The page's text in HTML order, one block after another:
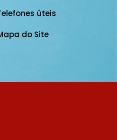
úteis
do Site